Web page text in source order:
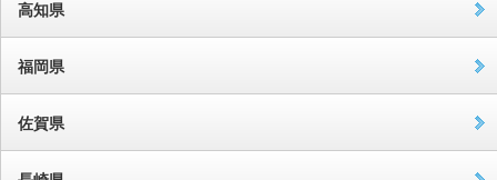
高知県
福岡県
佐賀県